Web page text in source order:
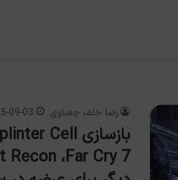
رضا خلف چعباوی 09-03